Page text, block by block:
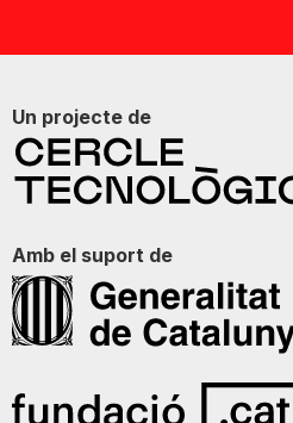
Un projecte de
Amb el suport de